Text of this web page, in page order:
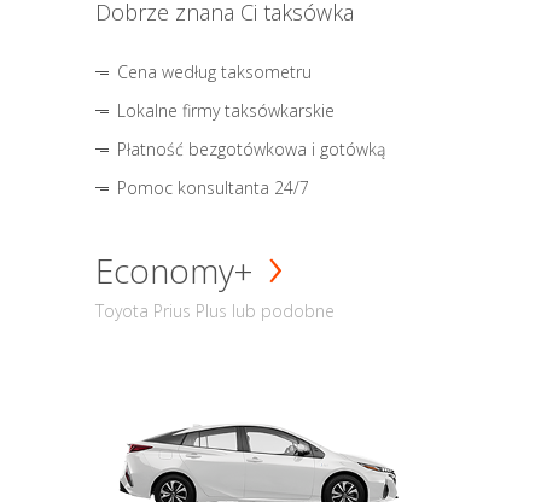
Dobrze znana Ci taksówka
Cena według taksometru
Lokalne firmy taksówkarskie
Płatność bezgotówkowa i gotówką
Pomoc konsultanta 24/7
Economy+
Toyota Prius Plus lub podobne